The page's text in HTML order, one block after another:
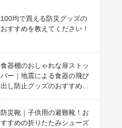
100均で買える防災グッズの
おすすめを教えてください！
食器棚のおしゃれな扉ストッ
パー｜地震による食器の飛び
出し防止グッズのおすすめア
防災靴｜子供用の避難靴！お
すすめの折りたたみシューズ